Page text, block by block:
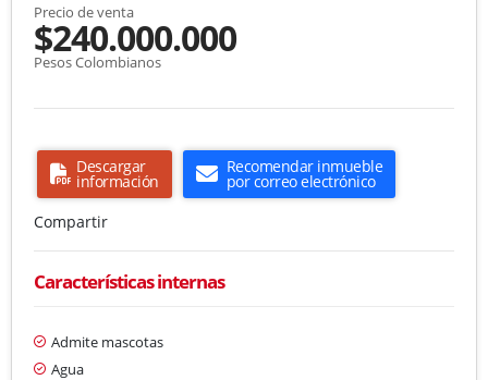
Precio de venta
$240.000.000
Pesos Colombianos
Descargar
información
Recomendar inmueble
por correo electrónico
Compartir
Características internas
Admite mascotas
Agua